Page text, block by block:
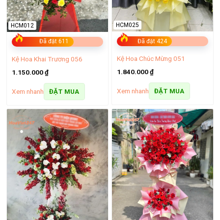
Đã đặt 611
HCM012
Kệ Hoa Khai Trương 056
1.150.000₫
Xem nhanh ĐẶT MUA
Đã đặt 424
HCM025
Kệ Hoa Chúc Mừng 051
1.840.000₫
Xem nhanh ĐẶT MUA